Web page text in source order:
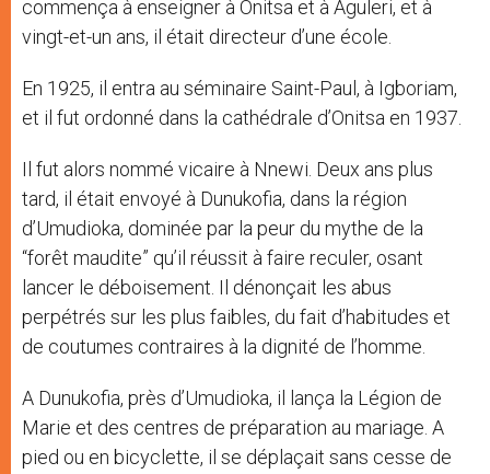
commença à enseigner à Onitsa et à Aguleri, et à
vingt-et-un ans, il était directeur d’une école.
En 1925, il entra au séminaire Saint-Paul, à Igboriam,
et il fut ordonné dans la cathédrale d’Onitsa en 1937.
Il fut alors nommé vicaire à Nnewi. Deux ans plus
tard, il était envoyé à Dunukofia, dans la région
d’Umudioka, dominée par la peur du mythe de la
“forêt maudite” qu’il réussit à faire reculer, osant
lancer le déboisement. Il dénonçait les abus
perpétrés sur les plus faibles, du fait d’habitudes et
de coutumes contraires à la dignité de l’homme.
A Dunukofia, près d’Umudioka, il lança la Légion de
Marie et des centres de préparation au mariage. A
pied ou en bicyclette, il se déplaçait sans cesse de